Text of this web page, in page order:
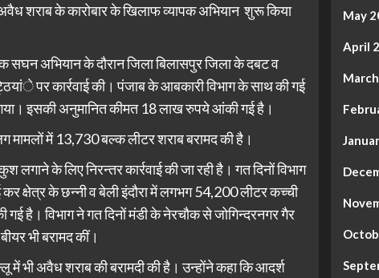
शराब के कारोबार के खिलाफ व्यापक अभियान शुरू किया
सघन अभियान के दौरान जिला बिलासपुर जिला के दबट व
पर कार्रवाई की। पंजाब के आबकारी विभाग के साथ की गई
इसकी अनुमानित कीमत 18 लाख रुपये आंकी गई है।
मामलों में 13,730 बल्क लीटर शराब बरामद की है।
के लिए निरन्तर कार्रवाई की जा रही है। गत दिनों विभाग
क्षेत्र के छन्नी व बेली इंदौरा में लगभग 54,200 लीटर कच्ची
है। विभाग ने गत दिनों मंडी के नेरचौक से जोगिन्दरनगर गैर
भी बरामद कीं।
में भी अवैध शराब की बरामदी की है। उन्होंने कहा कि आदर्श
May
April